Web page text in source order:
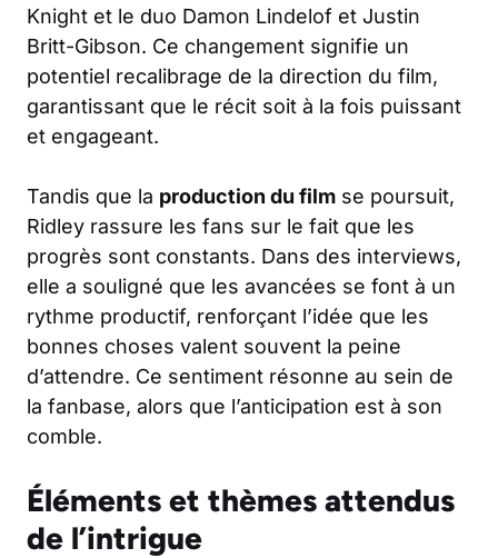
Knight et le duo Damon Lindelof et Justin
Britt-Gibson. Ce changement signifie un
potentiel recalibrage de la direction du film,
garantissant que le récit soit à la fois puissant
et engageant.
Tandis que la production du film se poursuit,
Ridley rassure les fans sur le fait que les
progrès sont constants. Dans des interviews,
elle a souligné que les avancées se font à un
rythme productif, renforçant l’idée que les
bonnes choses valent souvent la peine
d’attendre. Ce sentiment résonne au sein de
la fanbase, alors que l’anticipation est à son
comble.
Éléments et thèmes attendus
de l’intrigue